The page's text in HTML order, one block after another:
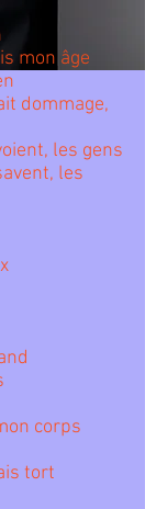
mon âge
dommage,
les gens
les
corps
tort